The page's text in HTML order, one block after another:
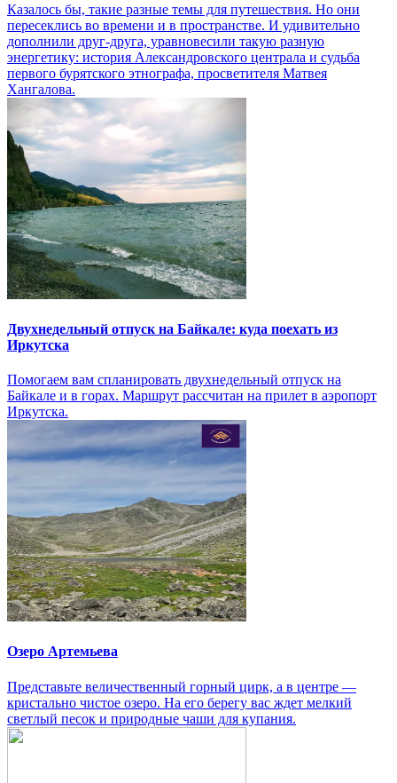
Казалось бы, такие разные темы для путешествия. Но они
пересеклись во времени и в пространстве. И удивительно
дополнили друг-друга, уравновесили такую разную
энергетику: история Александровского централа и судьба
первого бурятского этнографа, просветителя Матвея
Хангалова.
Двухнедельный отпуск на Байкале: куда поехать из
Иркутска
Помогаем вам спланировать двухнедельный отпуск на
Байкале и в горах. Маршрут рассчитан на прилет в аэропорт
Иркутска.
Озеро Артемьева
Представьте величественный горный цирк, а в центре —
кристально чистое озеро. На его берегу вас ждет мелкий
светлый песок и природные чаши для купания.